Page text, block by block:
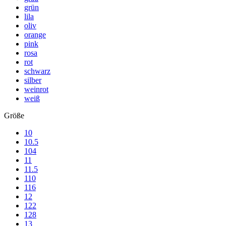
grün
lila
oliv
orange
pink
rosa
rot
schwarz
silber
weinrot
weiß
Größe
10
10.5
104
11
11.5
110
116
12
122
128
13